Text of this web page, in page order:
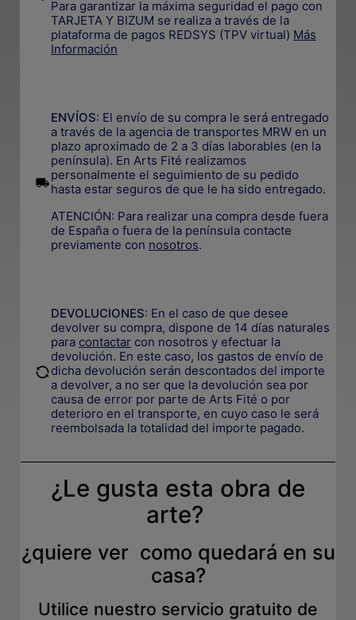
Para garantizar la máxima seguridad el pago con
TARJETA Y BIZUM se realiza a través de la
plataforma de pagos REDSYS (TPV virtual) Más
Información
ENVÍOS: El envío de su compra le será entregado
a través de la agencia de transportes MRW en un
plazo aproximado de 2 a 3 días laborables (en la
península). En Arts Fité realizamos
personalmente el seguimiento de su pedido
hasta estar seguros de que le ha sido entregado.
ATENCIÓN: Para realizar una compra desde fuera
de España o fuera de la península contacte
previamente con nosotros.
DEVOLUCIONES: En el caso de que desee
devolver su compra, dispone de 14 días naturales
para contactar con nosotros y efectuar la
devolución. En este caso, los gastos de envío de
dicha devolución serán descontados del importe
a devolver, a no ser que la devolución sea por
causa de error por parte de Arts Fité o por
deterioro en el transporte, en cuyo caso le será
reembolsada la totalidad del importe pagado.
¿Le gusta esta obra de
arte?
¿quiere ver como quedará en su
casa?
Utilice nuestro servicio gratuito de